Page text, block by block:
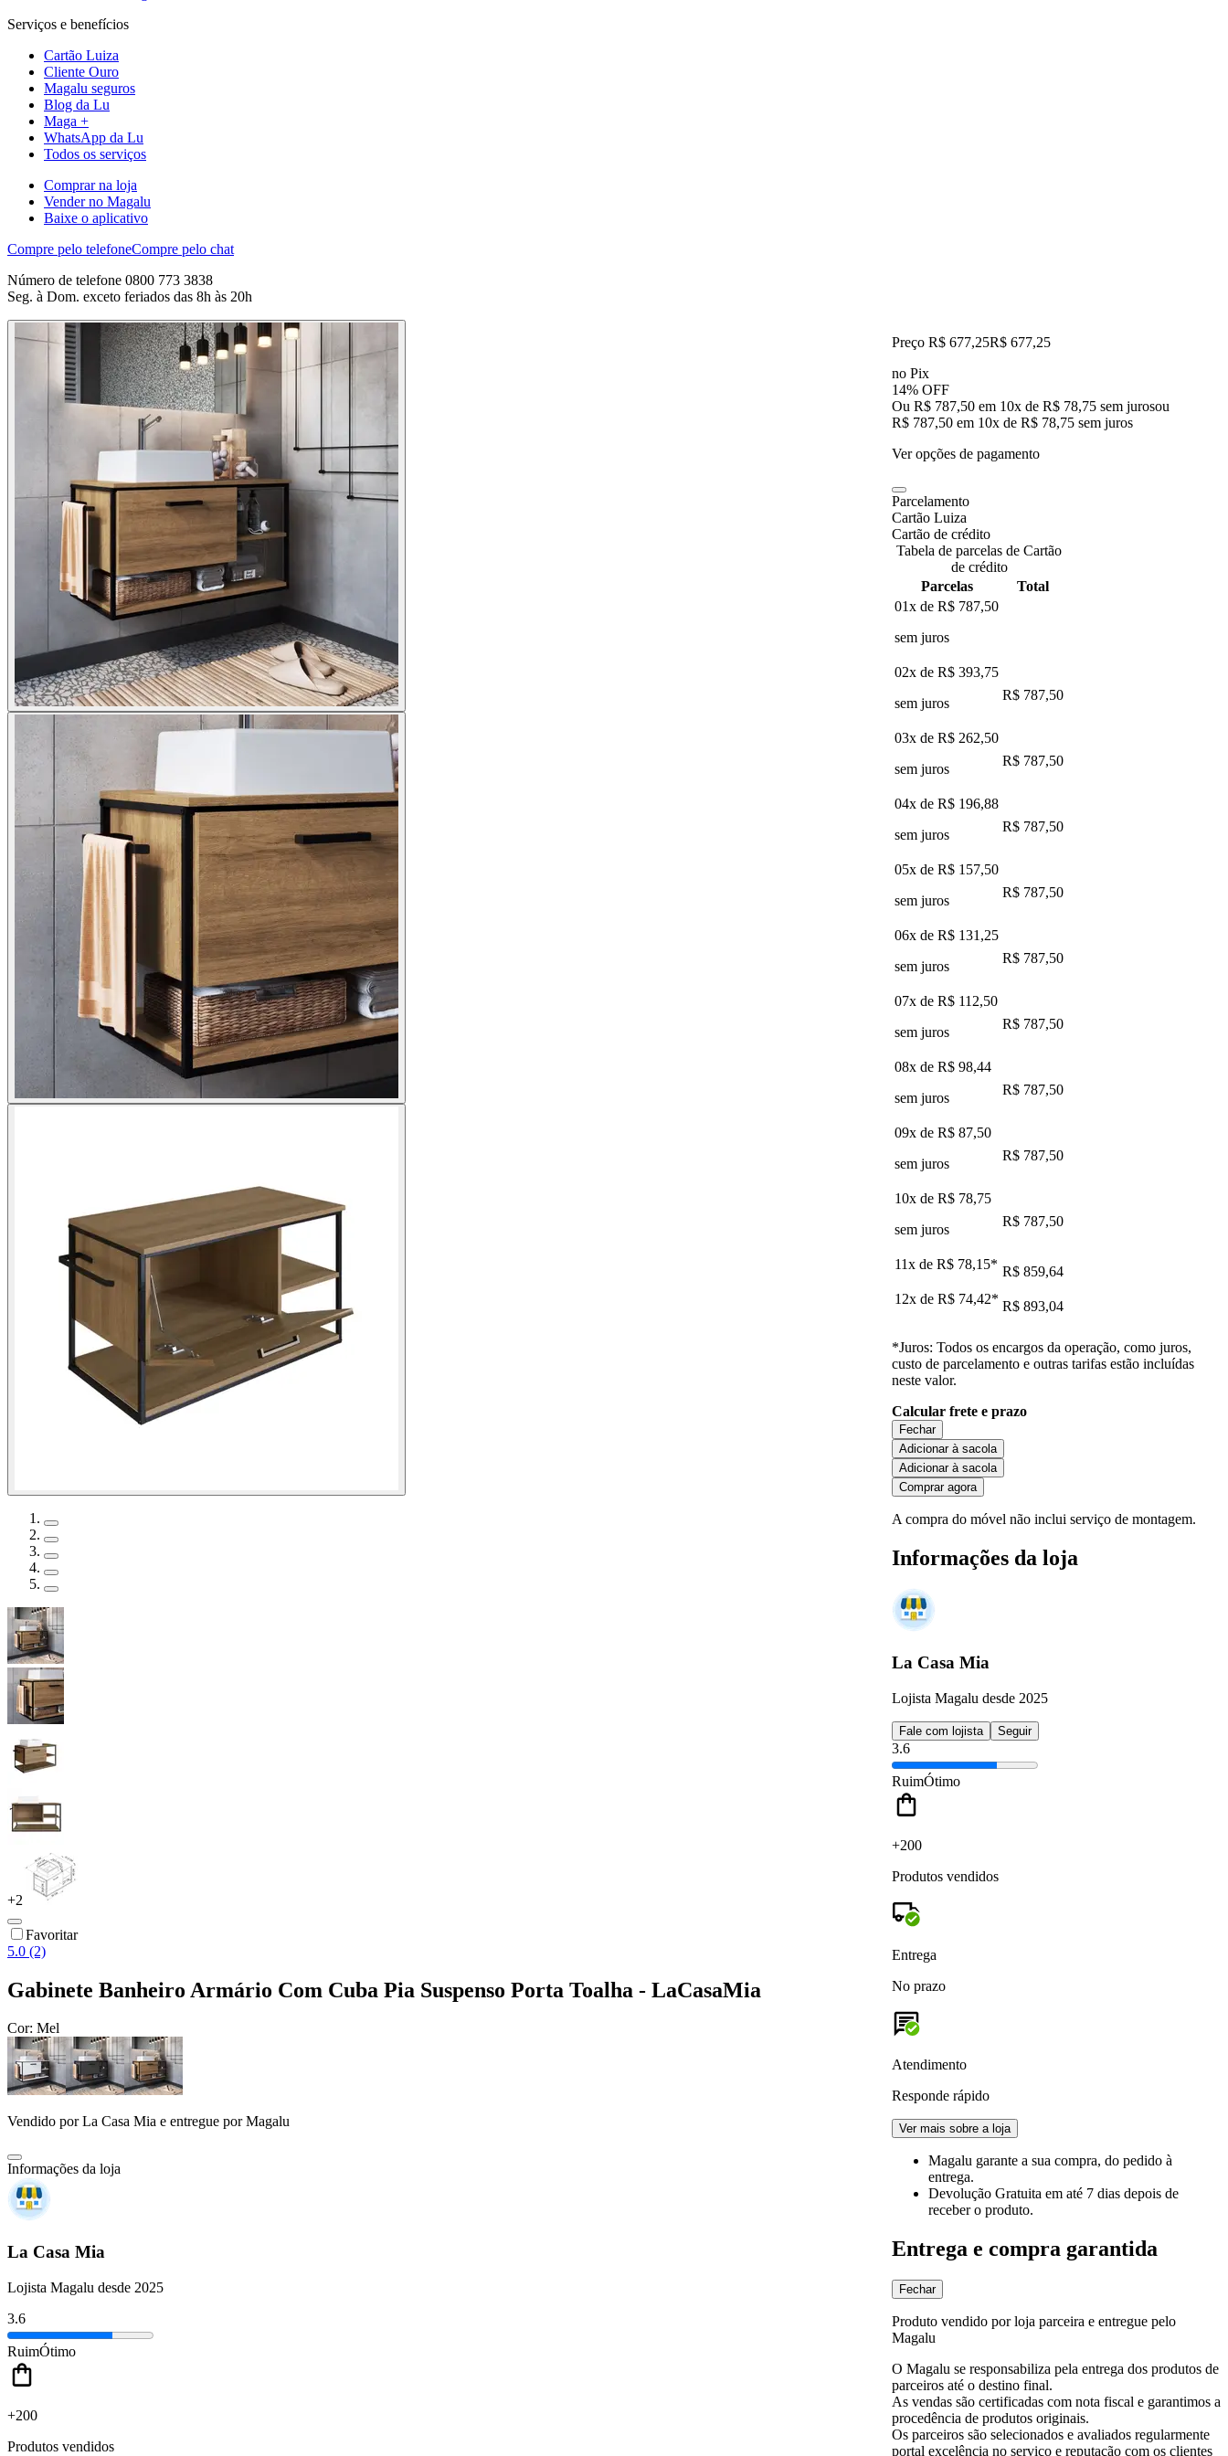
Serviços e benefícios
Cartão Luiza
Cliente Ouro
Magalu seguros
Blog da Lu
Maga +
WhatsApp da Lu
Todos os serviços
Comprar na loja
Vender no Magalu
Baixe o aplicativo
Compre pelo telefoneCompre pelo chat
Número de telefone 0800 773 3838
Seg. à Dom. exceto feriados das 8h às 20h
+2
Favoritar
5.0 (2)
Gabinete Banheiro Armário Com Cuba Pia Suspenso Porta Toalha - LaCasaMia
Cor: Mel
Vendido porLa Casa Mia e entregue por Magalu
Informações da loja
La Casa Mia
Lojista Magalu desde 2025
3.6
RuimÓtimo
+200
Produtos vendidos
Preço R$ 677,25R$ 677,25
no Pix
14% OFF
Ou R$ 787,50 em 10x de R$ 78,75 sem jurosou
R$ 787,50 em 10x de R$ 78,75 sem juros
Ver opções de pagamento
Parcelamento
Cartão Luiza
Cartão de crédito
Tabela de parcelas de Cartão
de crédito
Parcelas
Total
01x de R$ 787,50
sem juros
02x de R$ 393,75
sem juros
R$ 787,50
03x de R$ 262,50
sem juros
R$ 787,50
04x de R$ 196,88
sem juros
R$ 787,50
05x de R$ 157,50
sem juros
R$ 787,50
06x de R$ 131,25
sem juros
R$ 787,50
07x de R$ 112,50
sem juros
R$ 787,50
08x de R$ 98,44
sem juros
R$ 787,50
09x de R$ 87,50
sem juros
R$ 787,50
10x de R$ 78,75
sem juros
R$ 787,50
11x de R$ 78,15* R$ 859,64
12x de R$ 74,42* R$ 893,04
*Juros: Todos os encargos da operação, como juros,
custo de parcelamento e outras tarifas estão incluídas
neste valor.
Calcular frete e prazo
Fechar
Adicionar à sacola
Adicionar à sacola
Comprar agora
A compra do móvel não inclui serviço de montagem.
Informações da loja
La Casa Mia
Lojista Magalu desde 2025
Fale com lojista Seguir
3.6
RuimÓtimo
+200
Produtos vendidos
Entrega
No prazo
Atendimento
Responde rápido
Ver mais sobre a loja
Magalu garante a sua compra, do pedido à
entrega.
Devolução Gratuita em até 7 dias depois de
receber o produto.
Entrega e compra garantida
Fechar
Produto vendido por loja parceira e entregue pelo
Magalu
O Magalu se responsabiliza pela entrega dos produtos de
parceiros até o destino final.
As vendas são certificadas com nota fiscal e garantimos a
procedência de produtos originais.
Os parceiros são selecionados e avaliados regularmente
portal excelência no serviço e reputação com os clientes